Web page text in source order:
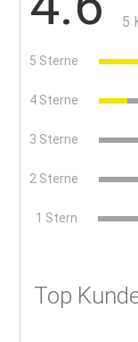
5
5 Sterne
4 Sterne
3 Sterne
2 Sterne
1 Stern
Top